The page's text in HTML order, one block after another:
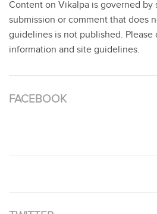
Content on Vikalpa is governed by
submission or comment that does
guidelines is not published. Please
information and site guidelines.
FACEBOOK